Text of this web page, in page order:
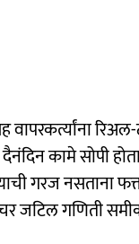
कामे सोपी
गरज नसताना
जटिल गणिती